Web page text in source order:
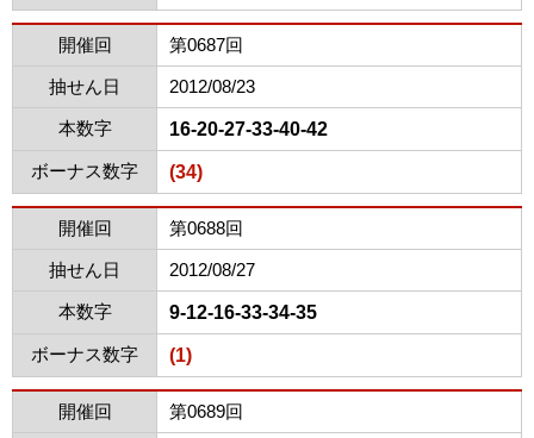
開催回 第0687回
抽せん日 2012/08/23
本数字 16-20-27-33-40-42
ボーナス数字 (34)
開催回 第0688回
抽せん日 2012/08/27
本数字 9-12-16-33-34-35
ボーナス数字 (1)
開催回 第0689回